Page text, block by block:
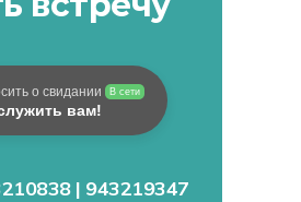
о свидании В сети
вам!
| 943219347